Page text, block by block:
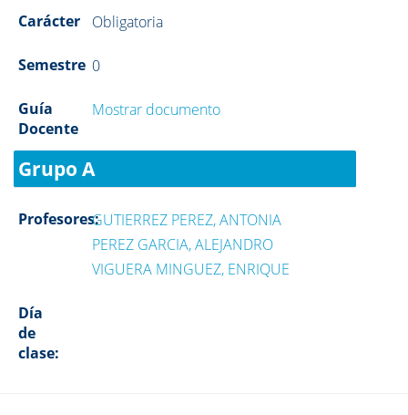
Carácter Obligatoria
Semestre 0
Guía
Docente
Mostrar documento
Grupo A
Profesores:GUTIERREZ PEREZ, ANTONIA
PEREZ GARCIA, ALEJANDRO
VIGUERA MINGUEZ, ENRIQUE
Día
de
clase: